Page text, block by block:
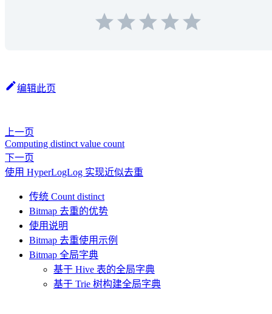
编辑此页
上一页
Computing distinct value count
下一页
使用 HyperLogLog 实现近似去重
传统 Count distinct
Bitmap 去重的优势
使用说明
Bitmap 去重使用示例
Bitmap 全局字典
基于 Hive 表的全局字典
基于 Trie 树构建全局字典